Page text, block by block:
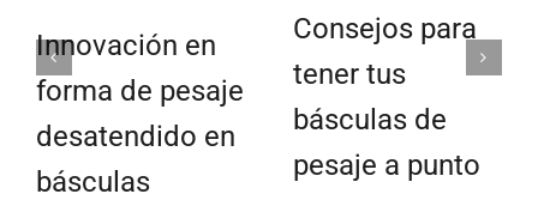
Innovación en
forma de pesaje
desatendido en
básculas
Consejos para
tener tus
básculas de
pesaje a punto